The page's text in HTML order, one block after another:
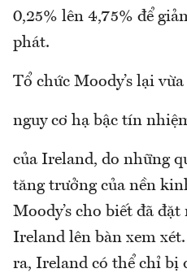
0,25% lên 4,75% để
phát.
Tổ chức Moody’s lại
nguy cơ hạ bậc tín
của Ireland, do những
tăng trưởng của nền
Moody’s cho biết đã
Ireland lên bàn xem
ra, Ireland có thể chỉ bị